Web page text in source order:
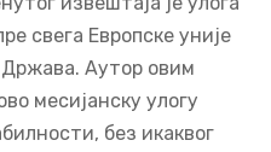
свега Европске уније
Аутор овим
месијанску улогу
без икаквог